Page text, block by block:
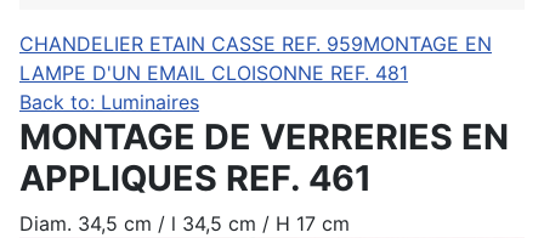
CHANDELIER ETAIN CASSE REF. 959MONTAGE EN
LAMPE D'UN EMAIL CLOISONNE REF. 481
Back to: Luminaires
MONTAGE DE VERRERIES EN
APPLIQUES REF. 461
Diam. 34,5 cm / l 34,5 cm / H 17 cm